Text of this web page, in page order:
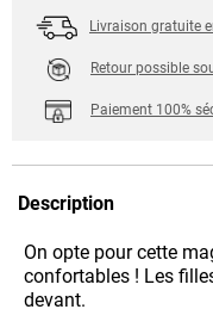
Livraison gratuite
Retour possible
Paiement 100%
Description
On opte pour cette
confortables ! Les
devant.